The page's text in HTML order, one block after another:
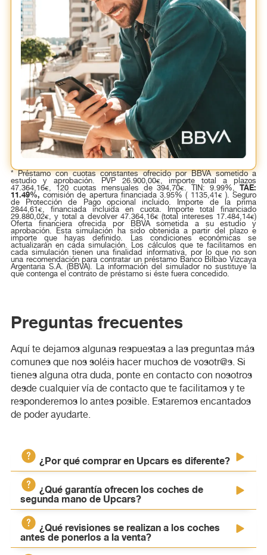
* Préstamo con cuotas constantes ofrecido por BBVA sometido a
estudio y aprobación. PVP 26.900,00€, importe total a plazos
47.364,16€, 120 cuotas mensuales de 394,70€. TIN: 9.99%,TAE:
11.49%, comisión de apertura financiada 3.95% ( 1135,41€ ). Seguro
de Protección de Pago opcional incluido. Importe de la prima
2844,61€, financiada incluida en cuota. Importe total financiado
29.880,02€, y total a devolver 47.364,16€ (total intereses 17.484,14€)
Oferta financiera ofrecida por BBVA sometida a su estudio y
aprobación. Esta simulación ha sido obtenida a partir del plazo e
importe que hayas definido. Las condiciones económicas se
actualizarán en cada simulación. Los cálculos que te facilitamos en
cada simulación tienen una finalidad informativa, por lo que no son
una recomendación para contratar un préstamo Banco Bilbao Vizcaya
Argentaria S.A. (BBVA). La información del simulador no sustituye la
que contenga el contrato de préstamo si éste fuera concedido.
Preguntas frecuentes
Aquí te dejamos algunas respuestas a las preguntas más
comunes que nos soléis hacer muchos de vosotr@s. Si
tienes alguna otra duda, ponte en contacto con nosotros
desde cualquier vía de contacto que te facilitamos y te
responderemos lo antes posible. Estaremos encantados
de poder ayudarte.
¿Por qué comprar en Upcars es diferente?
Cuando compres en Upcars,siempre tendrás la
sensación de que has hecho una buena compra
el momento que entres a nuestra web, conoceras de
primera mano en que estado estan los vehículos,
con
todo tipo de detalle.
¿Qué garantía ofrecen los coches de
segunda mano de Upcars?
La seguridad de lo que vendemos es tan grande, que te
damos1 año de garantía gratuita propia
¿Qué revisiones se realizan a los coches
antes de ponerlos a la venta?